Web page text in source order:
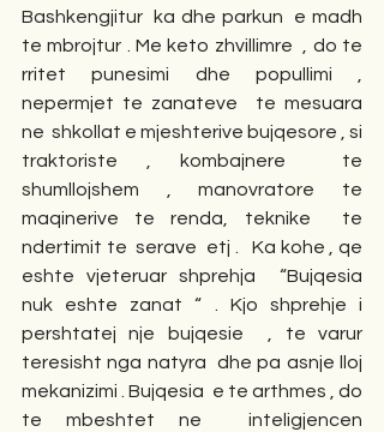
Bashkengjitur  ka dhe parkun  e madh
te mbrojtur . Me keto zhvillimre  , do te
rritet punesimi dhe popullimi ,
nepermjet te zanateve  te mesuara
ne  shkollat e mjeshterive bujqesore , si
traktoriste , kombajnere  te
shumllojshem , manovratore te
maqinerive te renda, teknike  te
ndertimit te  serave  etj .   Ka kohe , qe
eshte vjeteruar shprehja  “Bujqesia
nuk eshte zanat “ . Kjo shprehje i
pershtatej nje bujqesie  , te varur
teresisht nga natyra  dhe pa asnje lloj
mekanizimi . Bujqesia  e te arthmes , do
te mbeshtet ne  inteligjencen